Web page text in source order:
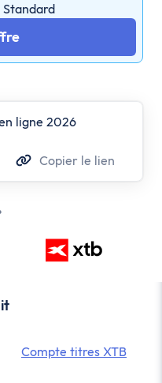
Standard
ligne 2026
Copier le lien
Compte titres XTB